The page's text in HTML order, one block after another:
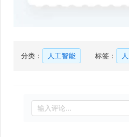
分类： 人工智能 标签：